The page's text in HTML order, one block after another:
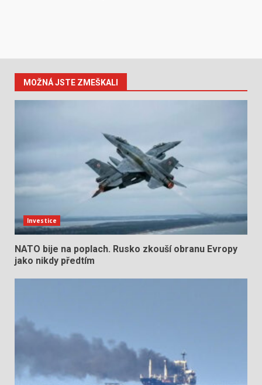
MOŽNÁ JSTE ZMEŠKALI
Investice
NATO bije na poplach. Rusko zkouší obranu Evropy
jako nikdy předtím